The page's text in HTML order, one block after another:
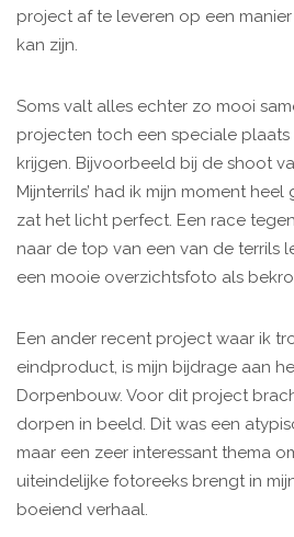
project af te leveren op een
kan zijn.
Soms valt alles echter zo mooi
projecten toch een speciale plaats
krijgen. Bijvoorbeeld bij de shoot
Mijnterrils’ had ik mijn moment
zat het licht perfect. Een race
naar de top van een van de terrils
een mooie overzichtsfoto als
Een ander recent project waar ik
eindproduct, is mijn bijdrage aan
Dorpenbouw. Voor dit project
dorpen in beeld. Dit was een
maar een zeer interessant thema
uiteindelijke fotoreeks brengt in
boeiend verhaal.